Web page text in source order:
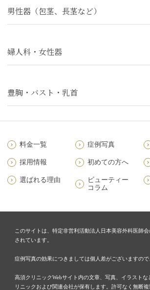
男性器（包茎、長茎など）
婦人科・女性器
豊胸・バスト・乳首
料金一覧 症例写真
採用情報 初めての方へ
選ばれる理由
ビューティー
コラム
このサイトは、特定非営利活動法人日本美容外科医師
されています。
症例写真の効果につきましては個人差がございますので
高須クリニックWebサイト内の文章、写真、イラストな
リニックおよび関連会社が保有します。許可なく無断複